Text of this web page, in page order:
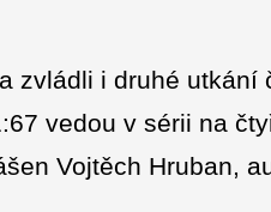
zvládli i druhé utkání
vedou v sérii na
Vojtěch Hruban,